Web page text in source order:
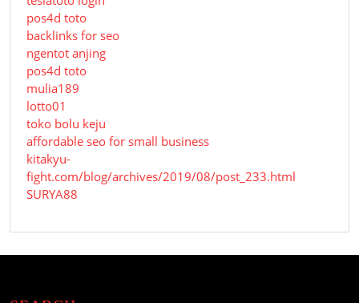
pos4d toto
backlinks for seo
ngentot anjing
pos4d toto
mulia189
lotto01
toko bolu keju
affordable seo for small business
kitakyu-
fight.com/blog/archives/2019/08/post_233.html
SURYA88